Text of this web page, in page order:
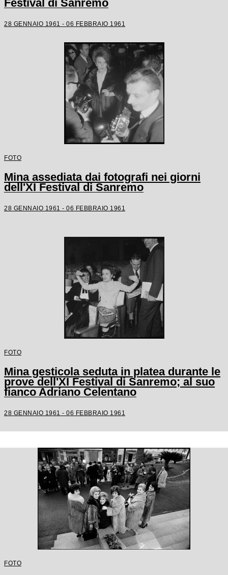
Festival di Sanremo
28 GENNAIO 1961 - 06 FEBBRAIO 1961
FOTO
Mina assediata dai fotografi nei giorni
dell'XI Festival di Sanremo
28 GENNAIO 1961 - 06 FEBBRAIO 1961
FOTO
Mina gesticola seduta in platea durante le
prove dell'XI Festival di Sanremo; al suo
fianco Adriano Celentano
28 GENNAIO 1961 - 06 FEBBRAIO 1961
FOTO